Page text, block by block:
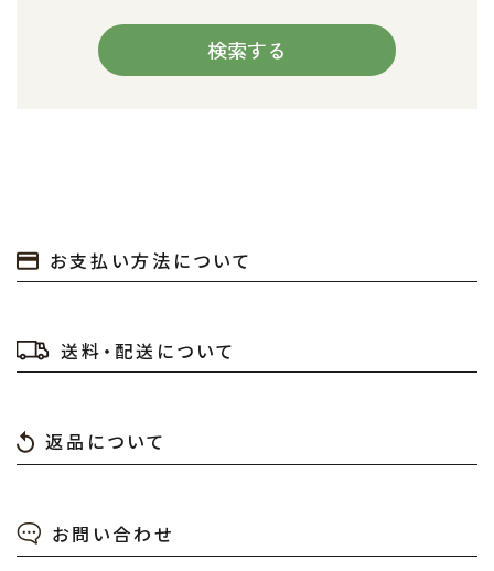
検索する
検索する
お支払い方法について
送料・配送について
返品について
お問い合わせ